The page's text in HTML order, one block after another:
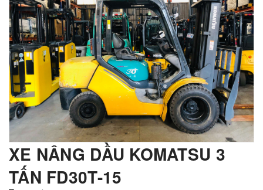
XE NÂNG DẦU KOMATSU 3
TẤN FD30T-15